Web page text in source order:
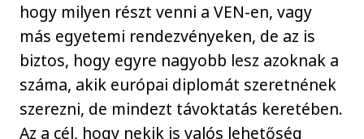
hogy milyen részt venni a VEN-en, vagy
más egyetemi rendezvényeken, de az is
biztos, hogy egyre nagyobb lesz azoknak a
száma, akik európai diplomát szeretnének
szerezni, de mindezt távoktatás keretében.
Az a cél, hogy nekik is valós lehetőség